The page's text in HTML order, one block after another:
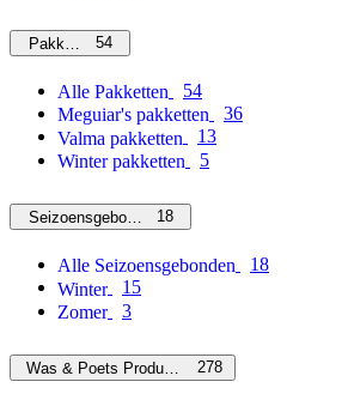
Pakketten54
Alle Pakketten
54
Meguiar's pakketten
36
Valma pakketten
13
Winter pakketten
5
Seizoensgebonden18
Alle Seizoensgebonden
18
Winter
15
Zomer
3
Was & Poets Producten 278